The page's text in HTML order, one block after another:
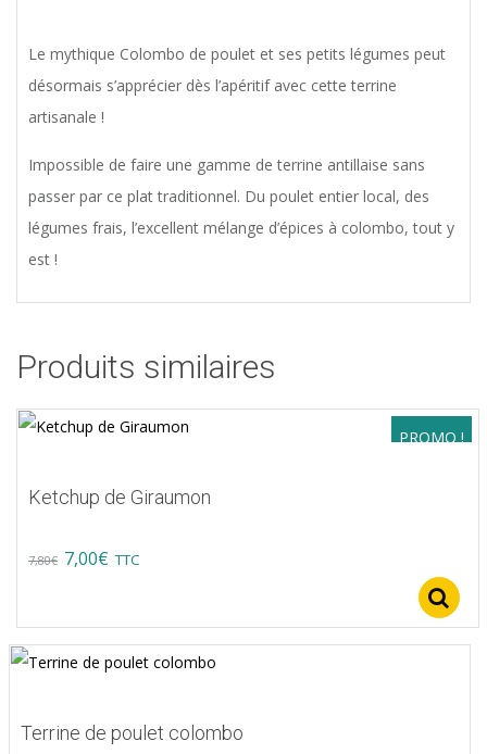
Le mythique Colombo de poulet et ses petits légumes peut
désormais s’apprécier dès l’apéritif avec cette terrine
artisanale !
Impossible de faire une gamme de terrine antillaise sans
passer par ce plat traditionnel. Du poulet entier local, des
légumes frais, l’excellent mélange d’épices à colombo, tout y
est !
Produits similaires
PROMO !
Ketchup de Giraumon
7,80€ Original
was:
7,80€.
7,00€ Current
is:
7,00€.
TTC
Terrine de poulet colombo